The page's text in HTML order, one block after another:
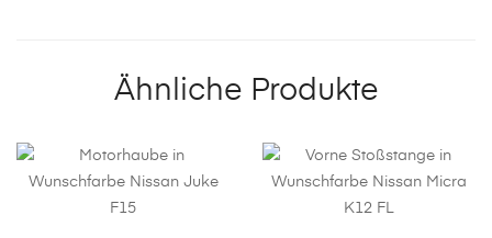
Ähnliche Produkte